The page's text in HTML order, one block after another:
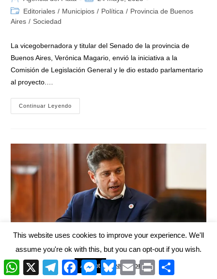
de
la
de
Categoría
de
Editoriales / Municipios / Política / Provincia de Buenos
Aires / Sociedad
La vicegobernadora y titular del Senado de la provincia de
Buenos Aires, Verónica Magario, envió la iniciativa a la
Comisión de Legislación General y le dio estado parlamentario
al proyecto.…
Continuar Leyendo
Magario
Proyecto
Permite
Limitaciones
Pueblo
Bonaerense
Elija
A
Sus
Kicillof junto a intendentes
W
X
T
F
M
B
l
E
m
P
This website uses cookies to improve your experience. We'll
assume you're ok with this, but you can opt-out if you wish.
Accept Read More